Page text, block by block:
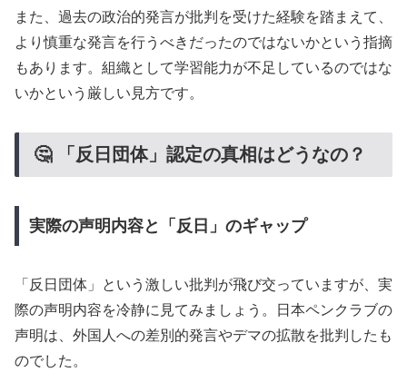
また、過去の政治的発言が批判を受けた経験を踏まえて、
より慎重な発言を行うべきだったのではないかという指摘
もあります。組織として学習能力が不足しているのではな
いかという厳しい見方です。
🤔 「反日団体」認定の真相はどうなの？
実際の声明内容と「反日」のギャップ
「反日団体」という激しい批判が飛び交っていますが、実
際の声明内容を冷静に見てみましょう。日本ペンクラブの
声明は、外国人への差別的発言やデマの拡散を批判したも
のでした。